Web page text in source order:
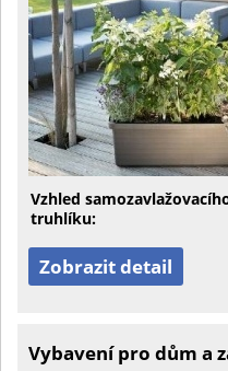
Vzhled
truhlíku:
Zobrazit detail
Vybavení pro dům a